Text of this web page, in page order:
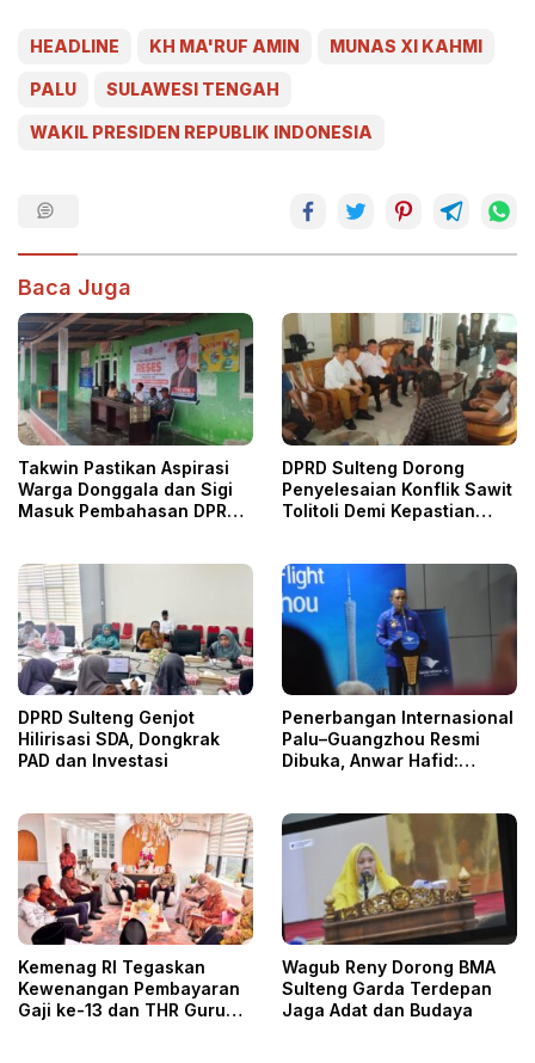
HEADLINE KH MA'RUF AMIN MUNAS XI KAHMI
PALU SULAWESI TENGAH
WAKIL PRESIDEN REPUBLIK INDONESIA
Baca Juga
Takwin Pastikan Aspirasi
Warga Donggala dan Sigi
Masuk Pembahasan DPRD
DPRD Sulteng Dorong
Penyelesaian Konflik Sawit
Tolitoli Demi Kepastian
DPRD Sulteng Genjot
Hilirisasi SDA, Dongkrak
PAD dan Investasi
Penerbangan Internasional
Palu–Guangzhou Resmi
Dibuka, Anwar Hafid:
Kemenag RI Tegaskan
Kewenangan Pembayaran
Gaji ke-13 dan THR Guru
Wagub Reny Dorong BMA
Sulteng Garda Terdepan
Jaga Adat dan Budaya